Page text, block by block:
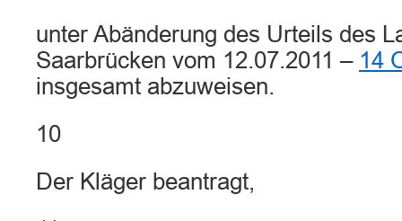
unter Abänderung des Urteils des
Saarbrücken vom 12.07.2011 – 14
insgesamt abzuweisen.
10
Der Kläger beantragt,